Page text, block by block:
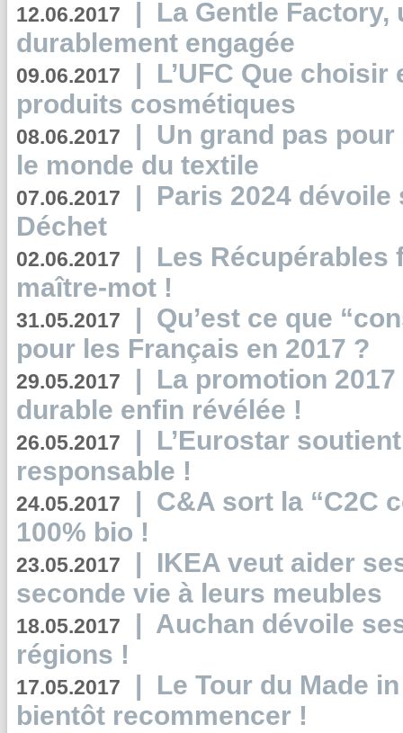
12.06.2017 | La Gentle
durablement engagée
09.06.2017 | L’UFC Que
produits cosmétiques
08.06.2017 | Un grand pas
le monde du textile
07.06.2017 | Paris 2024
Déchet
02.06.2017 | Les Récupérables
maître-mot !
31.05.2017 | Qu’est ce que
pour les Français en 2017 ?
29.05.2017 | La promotion
durable enfin révélée !
26.05.2017 | L’Eurostar
responsable !
24.05.2017 | C&A sort la “C2C
100% bio !
23.05.2017 | IKEA veut aider
seconde vie à leurs meubles
18.05.2017 | Auchan dévoile
régions !
17.05.2017 | Le Tour du Made
bientôt recommencer !